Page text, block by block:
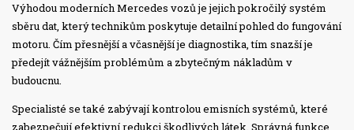
Výhodou moderních Mercedes vozů je jejich pokročilý systém
sběru dat, který technikům poskytuje detailní pohled do fungování
motoru. Čím přesnější a včasnější je diagnostika, tím snazší je
předejít vážnějším problémům a zbytečným nákladům v
budoucnu.
Specialisté se také zabývají kontrolou emisních systémů, které
zabezpečují efektivní redukci škodlivých látek. Správná funkce